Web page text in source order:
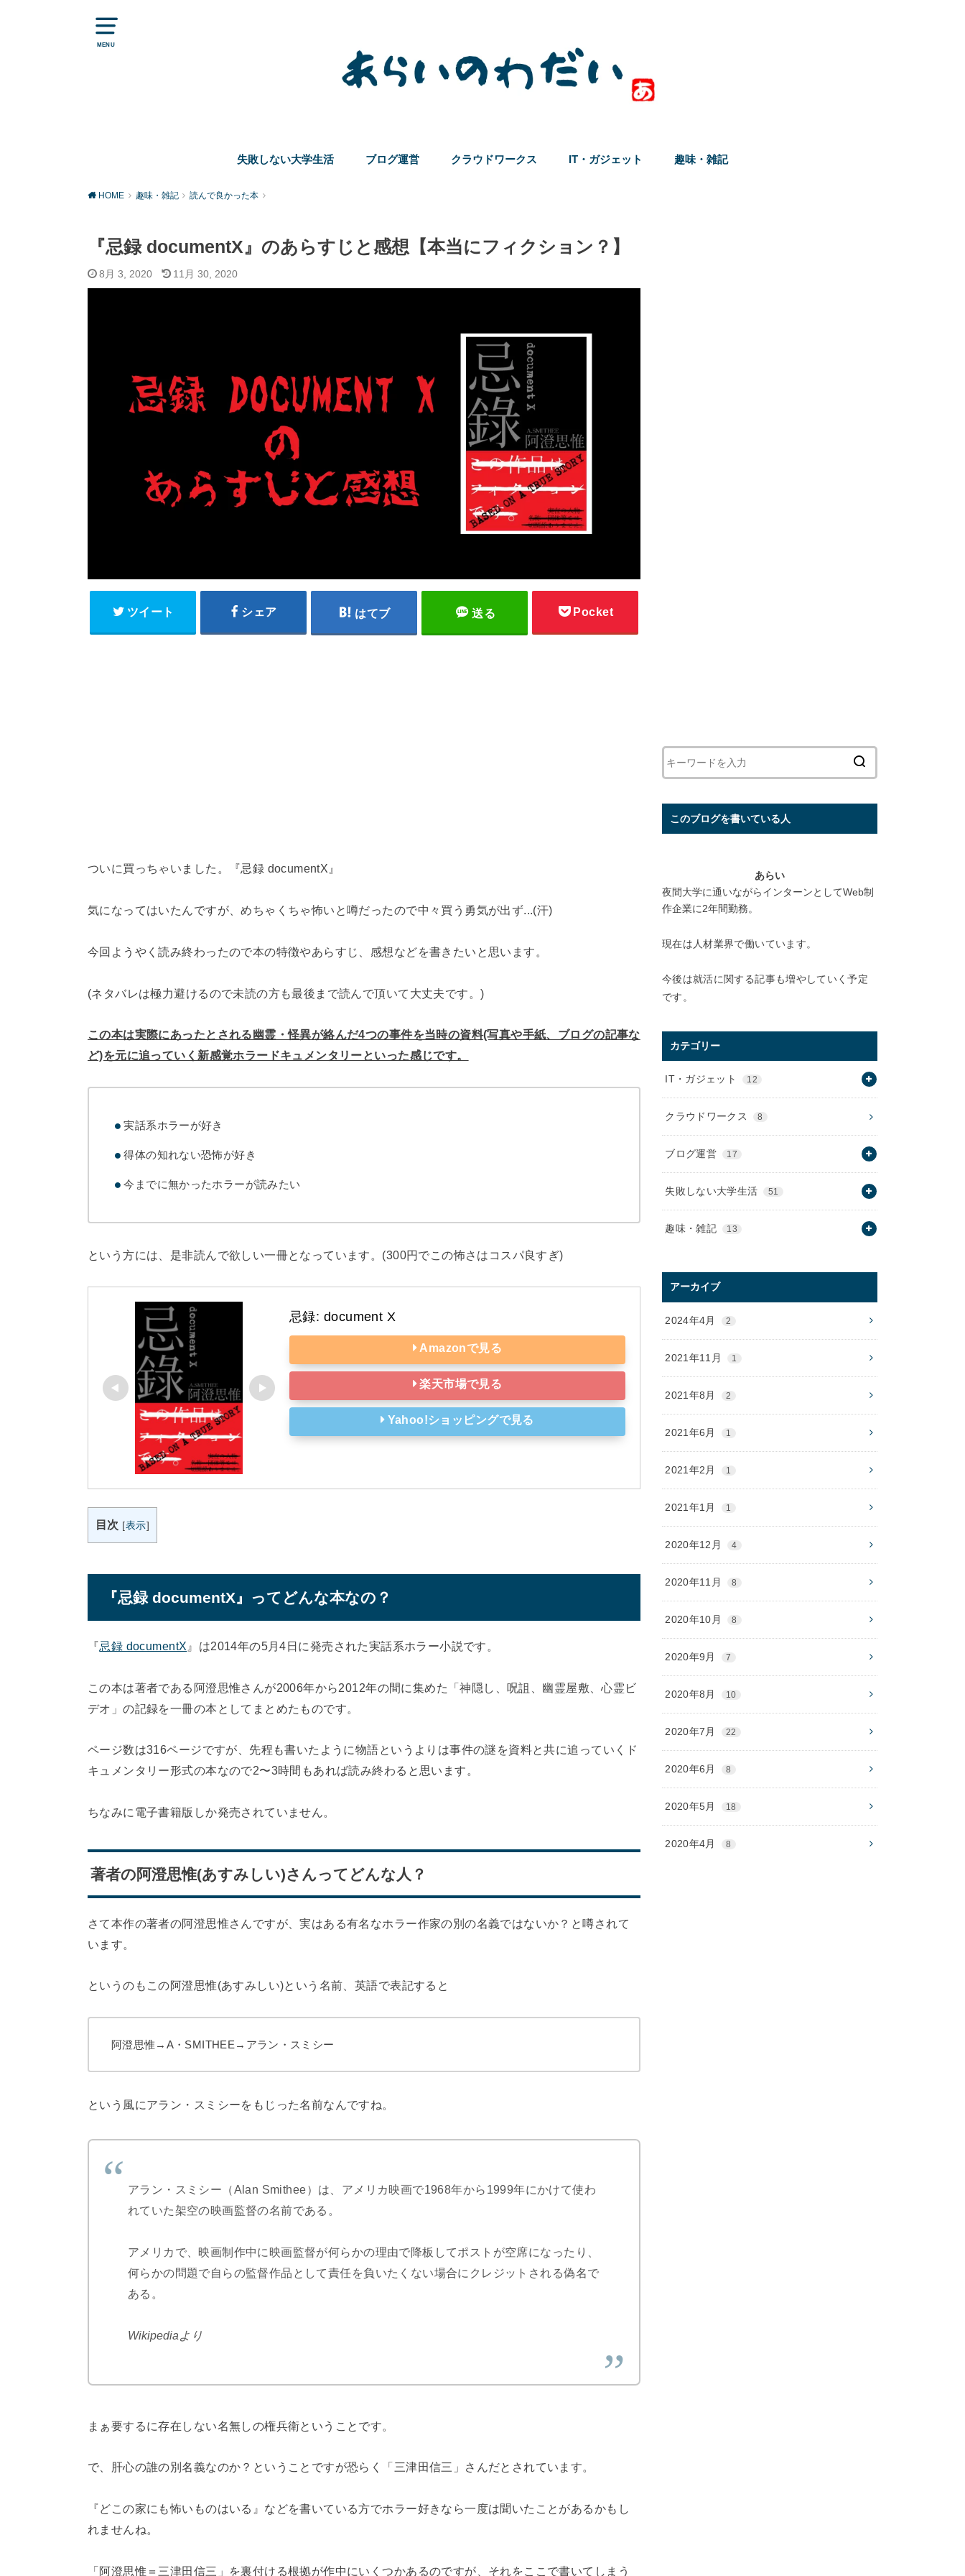
MENU
失敗しない大学生活 ブログ運営 クラウドワークス IT・ガジェット 趣味・雑記
HOME 趣味・雑記 読んで良かった本
『忌録 documentX』のあらすじと感想【本当にフィクション？】
8月 3, 2020 11月 30, 2020
ツイート シェア はてブ 送る Pocket
ついに買っちゃいました。『忌録 documentX』
気になってはいたんですが、めちゃくちゃ怖いと噂だったので中々買う勇気が出ず...(汗)
今回ようやく読み終わったので本の特徴やあらすじ、感想などを書きたいと思います。
(ネタバレは極力避けるので未読の方も最後まで読んで頂いて大丈夫です。)
この本は実際にあったとされる幽霊・怪異が絡んだ4つの事件を当時の資料(写真や手紙、ブログの記事な
ど)を元に追っていく新感覚ホラードキュメンタリーといった感じです。
実話系ホラーが好き
得体の知れない恐怖が好き
今までに無かったホラーが読みたい
という方には、是非読んで欲しい一冊となっています。(300円でこの怖さはコスパ良すぎ)
忌録: document X
Amazonで見る
楽天市場で見る
Yahoo!ショッピングで見る
目次 [表示]
『忌録 documentX』ってどんな本なの？
『忌録 documentX 』は2014年の5月4日に発売された実話系ホラー小説です。
この本は著者である阿澄思惟さんが2006年から2012年の間に集めた「神隠し、呪詛、幽霊屋敷、心霊ビ
デオ」の記録を一冊の本としてまとめたものです。
ページ数は316ページですが、先程も書いたように物語というよりは事件の謎を資料と共に追っていくド
キュメンタリー形式の本なので2〜3時間もあれば読み終わると思います。
ちなみに電子書籍版しか発売されていません。
著者の阿澄思惟(あすみしい)さんってどんな人？
さて本作の著者の阿澄思惟さんですが、実はある有名なホラー作家の別の名義ではないか？と噂されて
います。
というのもこの阿澄思惟(あすみしい)という名前、英語で表記すると
阿澄思惟→A・SMITHEE→アラン・スミシー
という風にアラン・スミシーをもじった名前なんですね。
アラン・スミシー（Alan Smithee）は、アメリカ映画で1968年から1999年にかけて使わ
れていた架空の映画監督の名前である。
アメリカで、映画制作中に映画監督が何らかの理由で降板してポストが空席になったり、
何らかの問題で自らの監督作品として責任を負いたくない場合にクレジットされる偽名で
ある。
Wikipediaより
まぁ要するに存在しない名無しの権兵衛ということです。
で、肝心の誰の別名義なのか？ということですが恐らく「三津田信三」さんだとされています。
『どこの家にも怖いものはいる』などを書いている方でホラー好きなら一度は聞いたことがあるかもし
れませんね。
「阿澄思惟＝三津田信三」を裏付ける根拠が作中にいくつかあるのですが、それをここで書いてしまう
このブログを書いている人
あらい
夜間大学に通いながらインターンとしてWeb制
作企業に2年間勤務。
現在は人材業界で働いています。
今後は就活に関する記事も増やしていく予定
です。
カテゴリー
IT・ガジェット 12
クラウドワークス 8
ブログ運営 17
失敗しない大学生活 51
趣味・雑記 13
アーカイブ
2024年4月 2
2021年11月 1
2021年8月 2
2021年6月 1
2021年2月 1
2021年1月 1
2020年12月 4
2020年11月 8
2020年10月 8
2020年9月 7
2020年8月 10
2020年7月 22
2020年6月 8
2020年5月 18
2020年4月 8